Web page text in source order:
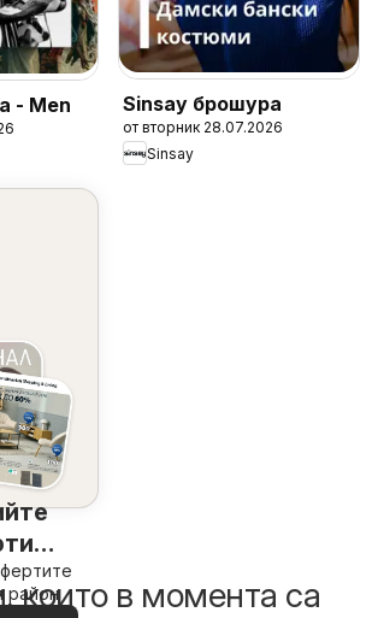
- Men Sinsay брошура
от вторник 28.07.2026
Sinsay
район
които в момента са